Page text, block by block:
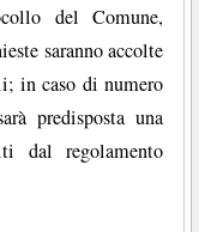
del Comune,
saranno accolte
in caso di numero
predisposta una
dal regolamento